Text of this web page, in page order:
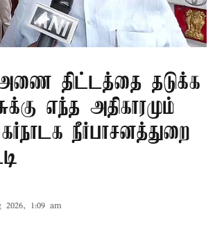
அணை திட்டத்தை தடுக்க
எந்த அதிகாரமும்
நீர்பாசனத்துறை
2026, 1:09 am